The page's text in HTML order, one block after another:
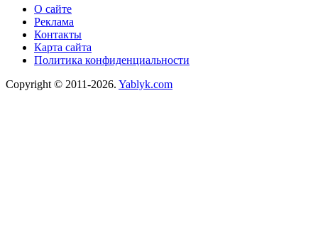
О сайте
Реклама
Контакты
Карта сайта
Политика конфиденциальности
Copyright © 2011-2026. Yablyk.сom